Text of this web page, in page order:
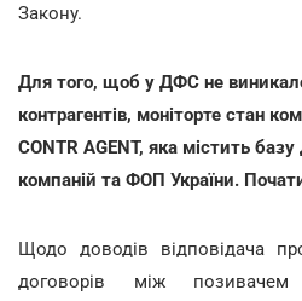
Закону.
Для того, щоб у ДФС не
контрагентів, моніторте стан
CONTR AGENT, яка містить
компаній та ФОП України.
Щодо доводів відповідача
договорів між